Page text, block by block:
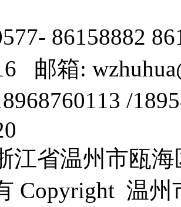
86158882
邮箱:
/
江省温州市瓯海
Copyright 温